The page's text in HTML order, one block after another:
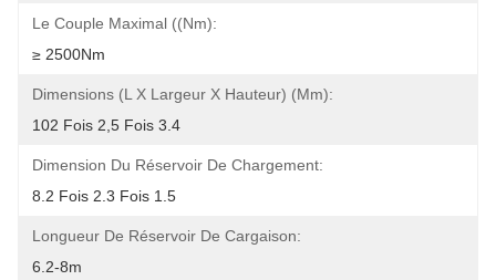
Le Couple Maximal ((Nm):
≥ 2500Nm
Dimensions (L X Largeur X Hauteur) (mm):
102 Fois 2,5 Fois 3.4
Dimension Du Réservoir De Chargement:
8.2 Fois 2.3 Fois 1.5
Longueur De Réservoir De Cargaison:
6.2-8m